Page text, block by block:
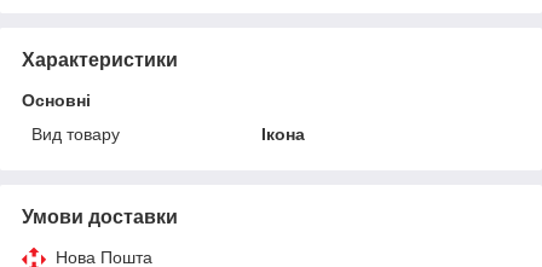
Характеристики
Основні
Вид товару
Ікона
Умови доставки
Нова Пошта